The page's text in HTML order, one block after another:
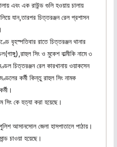
এবং এক রাউন্ড গুলি হওয়ায় চালায়
যান,তারপর চিত্তরঞ্জন রেল প্রশাসন
বৃহস্পতিবার রাতে চিত্তরঞ্জন থানার
সিং ও মুকেশ বাল্মীকি নামে ৩
চিত্তরঞ্জন রেল কারখানায় ওয়াকসেন
কর্মী কিন্তু রাহুল সিং নামক
সিং কে হত্যা করা হয়েছে।
আসানসোল জেলা হাসপাতালে পাঠায়।
চাওয়া হয়েছে।